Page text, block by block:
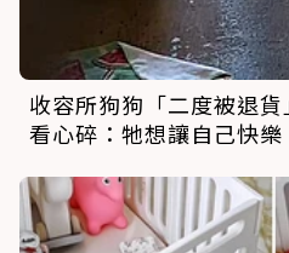
收容所狗狗「二度被退
看心碎：牠想讓自己快樂